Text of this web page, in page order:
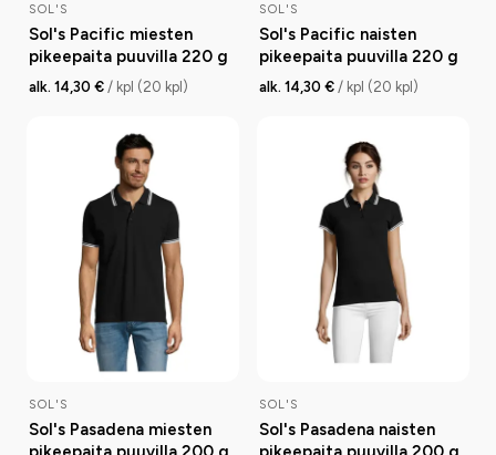
SOL'S
Sol's Pacific miesten
pikeepaita puuvilla 220 g
alk. 14,30 € / kpl (20 kpl)
SOL'S
Sol's Pacific naisten
pikeepaita puuvilla 220 g
alk. 14,30 € / kpl (20 kpl)
SOL'S
Sol's Pasadena miesten
SOL'S
Sol's Pasadena naisten